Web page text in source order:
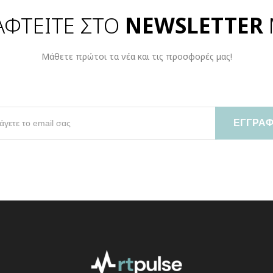
ΣΤΟ NEWSLETTER
Μάθετε πρώτοι τα νέα και τις προσφορές μας!